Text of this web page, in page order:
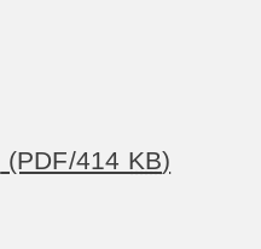
(PDF/414 KB)